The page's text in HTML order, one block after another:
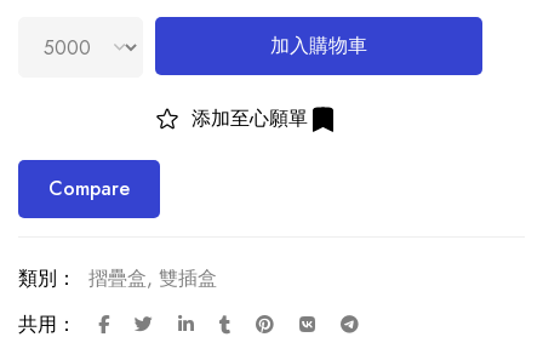
加入購物車
添加至心願單
Compare
類別： 摺疊盒, 雙插盒
共用：